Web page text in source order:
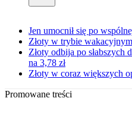
Jen umocnił się po
Złoty w trybie
Złoty odbija po
na 3,78 zł
Złoty w coraz większych
Promowane treści